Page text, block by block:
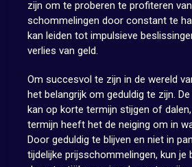
zijn om te proberen te profiteren
schommelingen door constant te
kan leiden tot impulsieve
verlies van geld.
Om succesvol te zijn in de wereld
het belangrijk om geduldig te zijn.
kan op korte termijn stijgen of
termijn heeft het de neiging om in
Door geduldig te blijven en niet in
tijdelijke prijsschommelingen, kun je